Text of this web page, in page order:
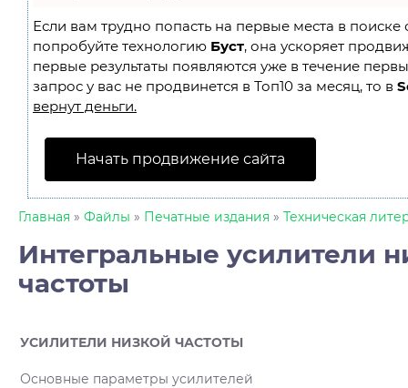
Если вам трудно попасть на первые места в поиске
попробуйте технологию Буст, она ускоряет
первые результаты появляются уже в течение
запрос у вас не продвинется в Топ10 за месяц, то в
вернут деньги.
Начать продвижение сайта
Главная » Файлы » Печатные издания » Техническая
Интегральные усилители
частоты
УСИЛИТЕЛИ НИЗКОЙ ЧАСТОТЫ
Основные параметры усилителей